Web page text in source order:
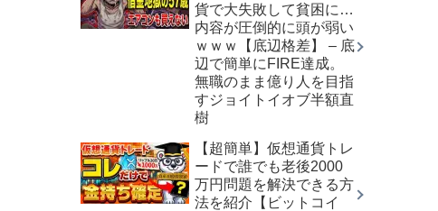
貨で大失敗して貧困に…
内容が圧倒的に頭が弱い
ｗｗｗ【底辺格差】 – 底
辺で簡単にFIRE達成。
無職のまま億り人を目指
すジョイトイオブ半額直
樹
【超簡単】仮想通貨トレ
ードで誰でも老後2000
万円問題を解決できる方
法を紹介【ビットコイ